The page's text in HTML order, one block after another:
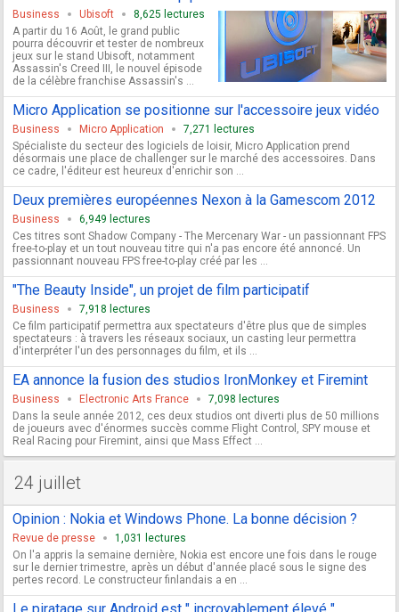
Business Ubisoft
8,625 lectures
A partir du 16 Août, le grand public
pourra découvrir et tester de nombreux
jeux sur le stand Ubisoft, notamment
Assassin's Creed III, le nouvel épisode
de la célèbre franchise Assassin's ...
Micro Application se positionne sur l'accessoire jeux vidéo
Business Micro Application
7,271 lectures
Spécialiste du secteur des logiciels de loisir, Micro Application prend
désormais une place de challenger sur le marché des accessoires. Dans
ce cadre, l'éditeur est heureux d'enrichir son ...
Deux premières européennes Nexon à la Gamescom 2012
Business
6,949 lectures
Ces titres sont Shadow Company - The Mercenary War - un passionnant FPS
free-to-play et un tout nouveau titre qui n'a pas encore été annoncé. Un
passionnant nouveau FPS free-to-play créé par les ...
"The Beauty Inside", un projet de film participatif
Business
7,918 lectures
Ce film participatif permettra aux spectateurs d'être plus que de simples
spectateurs : à travers les réseaux sociaux, un casting leur permettra
d'interpréter l'un des personnages du film, et ils ...
EA annonce la fusion des studios IronMonkey et Firemint
Business Electronic Arts France
7,098 lectures
Dans la seule année 2012, ces deux studios ont diverti plus de 50 millions
de joueurs avec d'énormes succès comme Flight Control, SPY mouse et
Real Racing pour Firemint, ainsi que Mass Effect ...
24 juillet
Opinion : Nokia et Windows Phone. La bonne décision ?
Revue de presse
1,031 lectures
On l'a appris la semaine dernière, Nokia est encore une fois dans le rouge
sur le dernier trimestre, après un début d'année placé sous le signe des
pertes record. Le constructeur finlandais a en ...